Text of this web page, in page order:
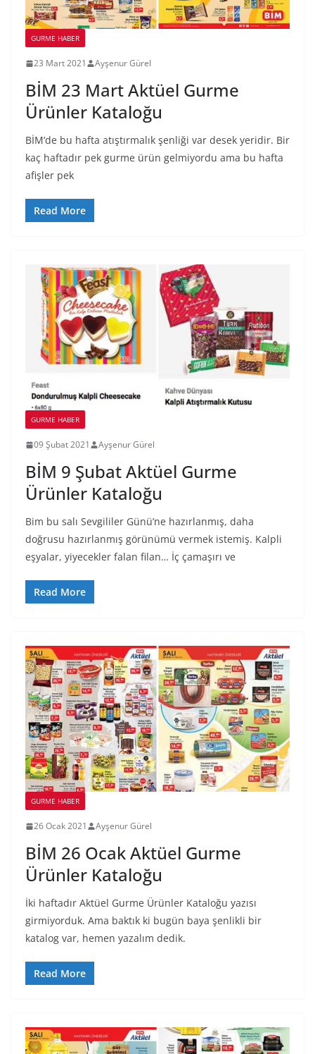
GURME HABER
23 Mart 2021 Ayşenur Gürel
BİM 23 Mart Aktüel Gurme
Ürünler Kataloğu
BİM’de bu hafta atıştırmalık şenliği var desek yeridir. Bir
kaç haftadır pek gurme ürün gelmiyordu ama bu hafta
afişler pek
Read More
GURME HABER
09 Şubat 2021 Ayşenur Gürel
BİM 9 Şubat Aktüel Gurme
Ürünler Kataloğu
Bim bu salı Sevgililer Günü’ne hazırlanmış, daha
doğrusu hazırlanmış görünümü vermek istemiş. Kalpli
eşyalar, yiyecekler falan filan… İç çamaşırı ve
Read More
GURME HABER
26 Ocak 2021 Ayşenur Gürel
BİM 26 Ocak Aktüel Gurme
Ürünler Kataloğu
İki haftadır Aktüel Gurme Ürünler Kataloğu yazısı
girmiyorduk. Ama baktık ki bugün baya şenlikli bir
katalog var, hemen yazalım dedik.
Read More